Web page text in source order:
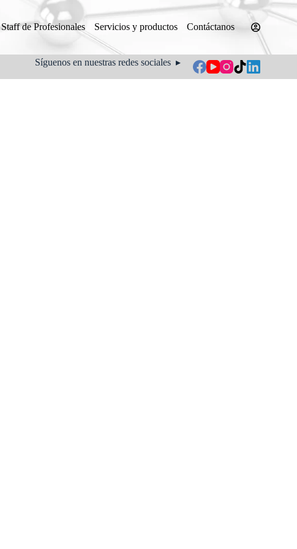
Staff de Profesionales Servicios y productos Contáctanos
Síguenos en nuestras redes sociales ▸